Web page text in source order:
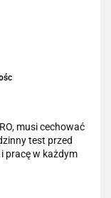
musi cechować
test przed
pracę w każdym